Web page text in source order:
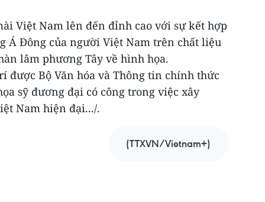
Việt Nam lên đến đỉnh cao với sự kết hợp
Á Đông của người Việt Nam trên chất liệu
lâm phương Tây về hình họa.
được Bộ Văn hóa và Thông tin chính thức
sỹ đương đại có công trong việc xây
Nam hiện đại.../.
(TTXVN/Vietnam+)